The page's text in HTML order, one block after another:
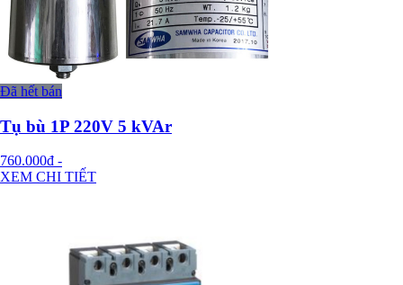
Đã hết bán
Tụ bù 1P 220V 5 kVAr
760.000đ -
XEM CHI TIẾT